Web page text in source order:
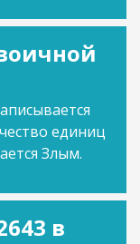
единиц
Злым.
в